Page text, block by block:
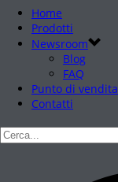
Home
Prodotti
Newsroom
Blog
FAQ
Punto di vendita
Contatti